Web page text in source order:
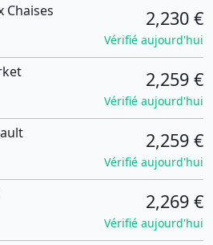
Chaises
2,230 €
Vérifié aujourd'hui
2,259 €
Vérifié aujourd'hui
2,259 €
Vérifié aujourd'hui
2,269 €
Vérifié aujourd'hui